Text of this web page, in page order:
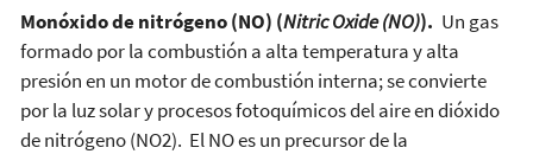
Monóxido de nitrógeno (NO) (Nitric Oxide (NO)). Un gas
formado por la combustión a alta temperatura y alta
presión en un motor de combustión interna; se convierte
por la luz solar y procesos fotoquímicos del aire en dióxido
de nitrógeno (NO2). El NO es un precursor de la